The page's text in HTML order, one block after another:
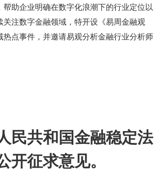
助企业明确在数字化浪潮下的行业定位以
注数字金融领域，特开设《易周金融观
点事件，并邀请易观分析金融行业分析师
民共和国金融稳定法
开征求意见。